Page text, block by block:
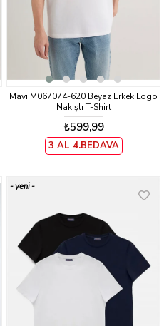
Mavi M067074-620 Beyaz Erkek Logo
Nakışlı T-Shirt
₺599,99
3 AL 4.BEDAVA
yeni